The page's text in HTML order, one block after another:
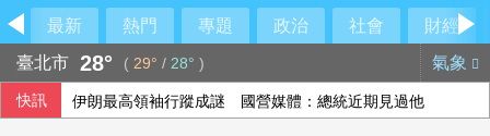
最新 熱門 專題 政治 社會
財經
臺北市 28° ( 29° / 28° ) 氣象
快訊 伊朗最高領袖行蹤成謎 國營媒體：總統近期見過他